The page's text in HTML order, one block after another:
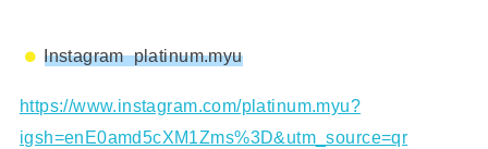
Instagram platinum.myu
https://www.instagram.com/platinum.myu?
igsh=enE0amd5cXM1Zms%3D&utm_source=qr